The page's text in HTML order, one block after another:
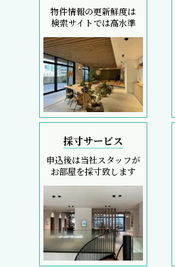
物件情報の更新鮮度は
検索サイトでは高水準
採寸サービス
申込後は当社スタッフが
お部屋を採寸致します